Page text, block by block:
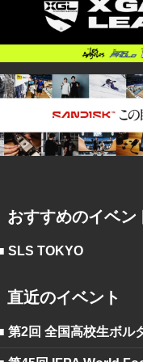
おすすめのイベン
SLS TOKYO
直近のイベント
第2回 全国高校生ボル